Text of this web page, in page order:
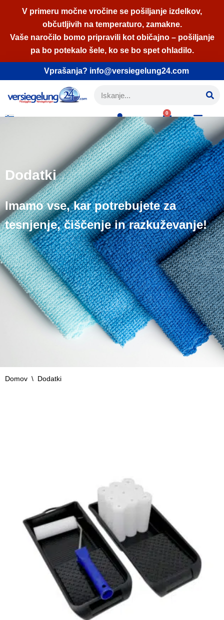
na
vsebino
V primeru močne vročine se pošiljanje izdelkov,
občutljivih na temperaturo, zamakne.
Vaše naročilo bomo pripravili kot običajno – pošiljanje
pa bo potekalo šele, ko se bo spet ohladilo.
Vprašanja? info@versiegelung24.com
0
Dodatki
Imamo vse, kar potrebujete za
tesnjenje, čiščenje in razkuževanje!
Domov \ Dodatki